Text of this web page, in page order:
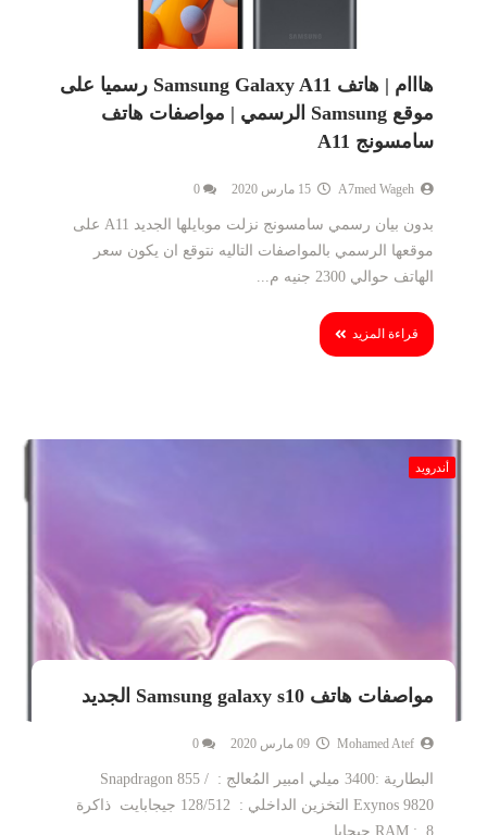
هااام | هاتف Samsung Galaxy A11 رسميا على
موقع Samsung الرسمي | مواصفات هاتف
سامسونج A11
A7med Wageh
0
بدون بيان رسمي سامسونج نزلت موبايلها الجديد A11 على
موقعها الرسمي بالمواصفات التاليه نتوقع ان يكون سعر
الهاتف حوالي 2300 جنيه م...
قراءة المزيد
أندرويد
مواصفات هاتف Samsung galaxy s10 الجديد
Mohamed Atef
0
البطارية :3400 ميلي امبير المُعالج : Snapdragon 855 /
Exynos 9820 التخزين الداخلي : 128/512 جيجابايت ذاكرة
RAM : 8 جيجابا...